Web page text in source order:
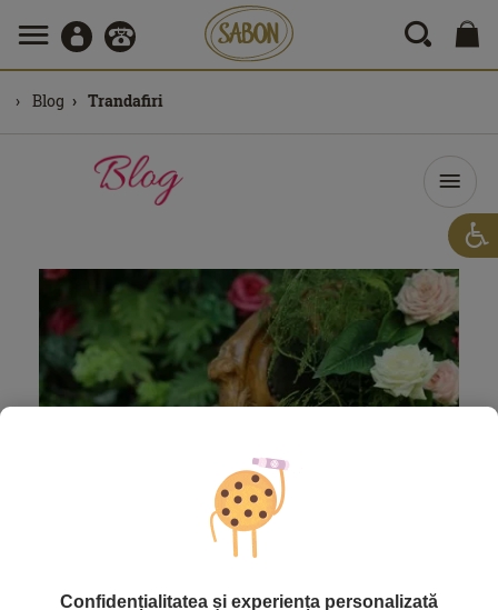
Blog Trandafiri
Stil de viaţă
Confidențialitatea și experiența personalizată